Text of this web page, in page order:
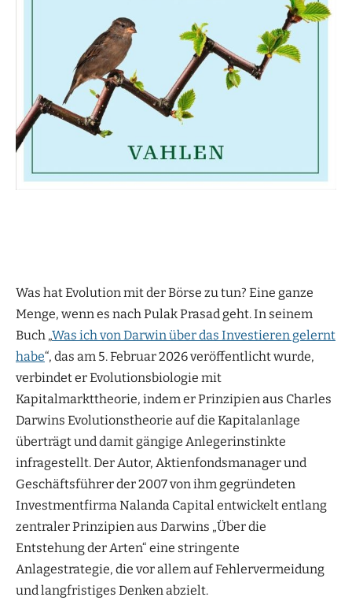
Was hat Evolution mit der Börse zu tun? Eine ganze
Menge, wenn es nach Pulak Prasad geht. In seinem
Buch „Was ich von Darwin über das Investieren gelernt
habe“, das am 5. Februar 2026 veröffentlicht wurde,
verbindet er Evolutionsbiologie mit
Kapitalmarkttheorie, indem er Prinzipien aus Charles
Darwins Evolutionstheorie auf die Kapitalanlage
überträgt und damit gängige Anlegerinstinkte
infragestellt. Der Autor, Aktienfondsmanager und
Geschäftsführer der 2007 von ihm gegründeten
Investmentfirma Nalanda Capital entwickelt entlang
zentraler Prinzipien aus Darwins „Über die
Entstehung der Arten“ eine stringente
Anlagestrategie, die vor allem auf Fehlervermeidung
und langfristiges Denken abzielt.